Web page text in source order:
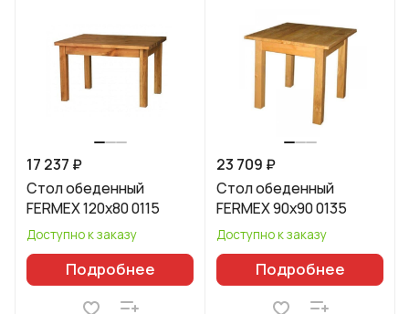
17 237 ₽
Стол обеденный
FERMEX 120x80 0115
Доступно к заказу
Подробнее
23 709 ₽
Стол обеденный
FERMEX 90x90 0135
Доступно к заказу
Подробнее